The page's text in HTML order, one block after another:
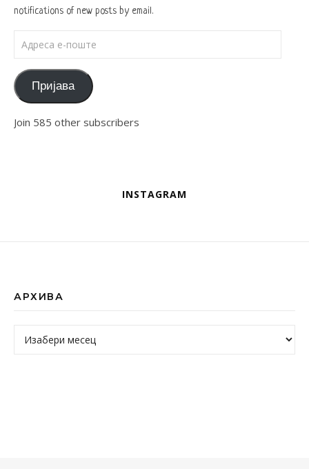
notifications of new posts by email.
Пријава
Join 585 other subscribers
INSTAGRAM
АРХИВА
Архива